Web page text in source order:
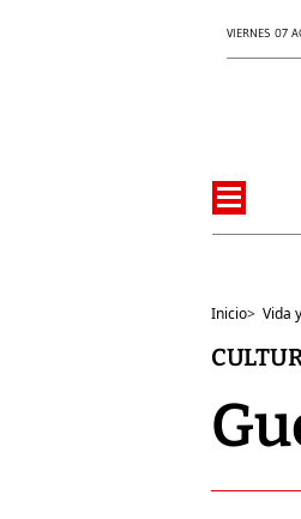
VIERNES 07
Inicio> Vida